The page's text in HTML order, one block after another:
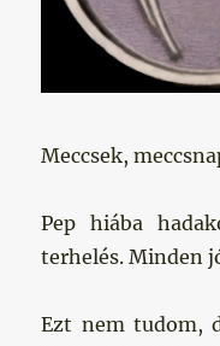
Meccsek,
Pep hiába
terhelés. Minden
Ezt nem tudom,